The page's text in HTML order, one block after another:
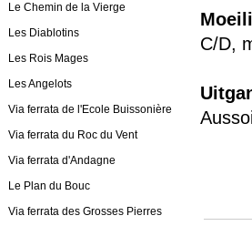
Le Chemin de la Vierge
Les Diablotins
Les Rois Mages
Les Angelots
Via ferrata de l'Ecole Buissonière
Via ferrata du Roc du Vent
Via ferrata d'Andagne
Le Plan du Bouc
Via ferrata des Grosses Pierres
C/D,